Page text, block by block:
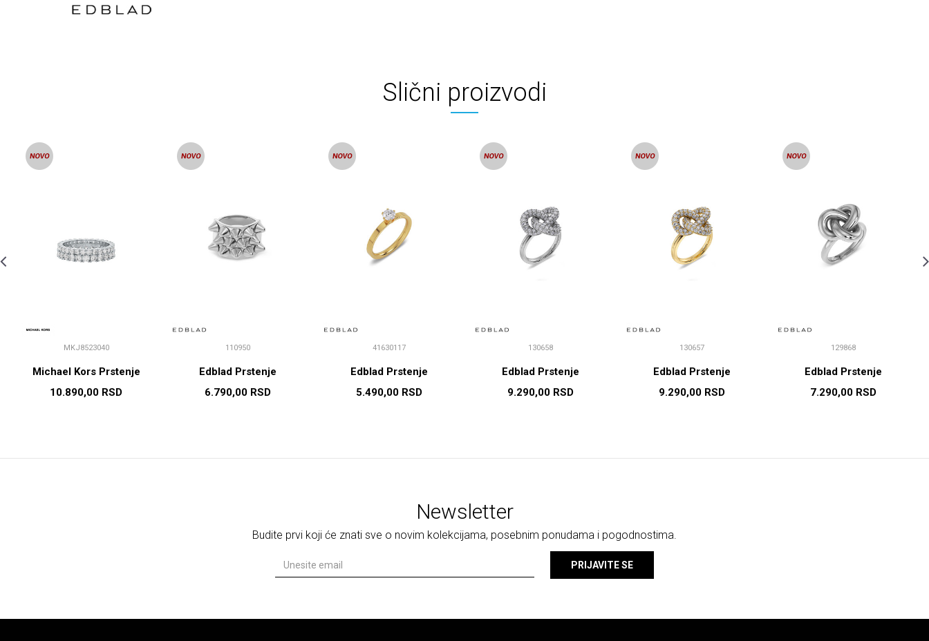
Slični proizvodi
MKJ8523040
Michael Kors Prstenje
10.890,00 RSD
110950
Edblad Prstenje
6.790,00 RSD
41630117
Edblad Prstenje
5.490,00 RSD
130658
Edblad Prstenje
9.290,00 RSD
130657
Edblad Prstenje
9.290,00 RSD
129868
Edblad Prstenje
7.290,00 RSD
Newsletter
Budite prvi koji će znati sve o novim kolekcijama, posebnim ponudama i pogodnostima.
PRIJAVITE SE